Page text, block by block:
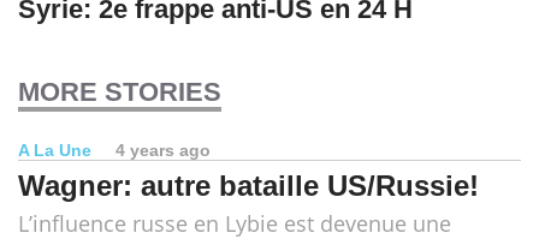
Syrie: 2e frappe anti-US en 24 H
MORE STORIES
A La Une 4 years ago
Wagner: autre bataille US/Russie!
L’influence russe en Lybie est devenue une